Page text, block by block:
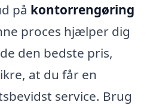
på kontorrengøring
proces hjælper dig
den bedste pris,
at du får en
service. Brug